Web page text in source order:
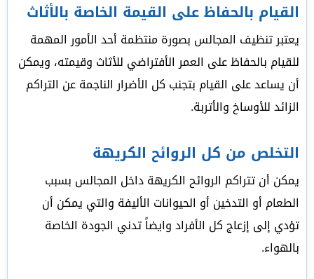
القيام بالحفاظ على القيمة الخاصة بالأثاث
يعتبر تنظيف المجالس بصورة منتظمة أحد الأمور المهمة
للقيام بالحفاظ على العمر الأفتراضي للأثاث وقيمته، ويمكن
أن يساعد على القيام بتجنب كل الأضرار الناجمة عن التراكم
الزائد للأوساخ والأتربة.
التخلص من كل الروائح الكريهة
يمكن أن تتراكم الروائح الكريهة داخل المجالس بسبب
الطعام أو التدخين أو الحيوانات الأليفة والتي يمكن أن
تؤدي إلى إزعاج كل الأفراد وايضاً تدني الجودة الخاصة
بالهواء.